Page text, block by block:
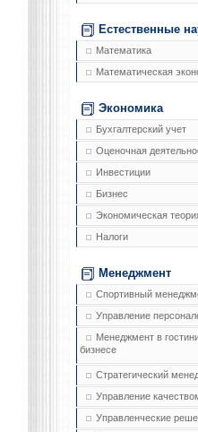
Естественные
Математика
Математическая
Экономика
Бухгалтерский учет
Оценочная
Инвестиции
Бизнес
Экономическая
Налоги
Менеджмент
Спортивный
Управление
Менеджмент в
бизнесе
Стратегический
Управление
Управленческие